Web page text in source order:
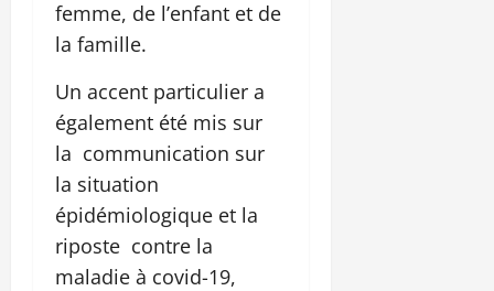
femme, de l’enfant et de
la famille.
Un accent particulier a
également été mis sur
la communication sur
la situation
épidémiologique et la
riposte contre la
maladie à covid-19,